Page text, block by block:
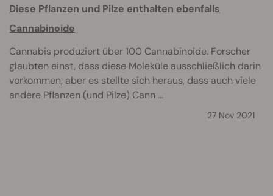
Diese Pflanzen und Pilze enthalten ebenfalls
Cannabinoide
Cannabis produziert über 100 Cannabinoide. Forscher
glaubten einst, dass diese Moleküle ausschließlich darin
vorkommen, aber es stellte sich heraus, dass auch viele
andere Pflanzen (und Pilze) Cann ...
27 Nov 2021